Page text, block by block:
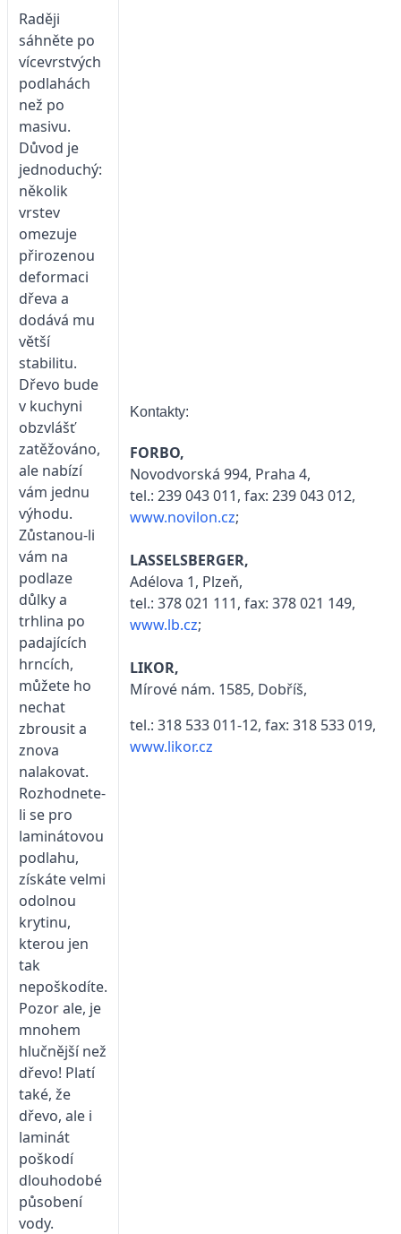
Raději
sáhněte po
vícevrstvých
podlahách
než po
masivu.
Důvod je
jednoduchý:
několik
vrstev
omezuje
přirozenou
deformaci
dřeva a
dodává mu
větší
stabilitu.
Dřevo bude
v kuchyni
obzvlášť
zatěžováno,
ale nabízí
vám jednu
výhodu.
Zůstanou-li
vám na
podlaze
důlky a
trhlina po
padajících
hrncích,
můžete ho
nechat
zbrousit a
znova
nalakovat.
Rozhodnete-
li se pro
laminátovou
podlahu,
získáte velmi
odolnou
krytinu,
kterou jen
tak
nepoškodíte.
Pozor ale, je
mnohem
hlučnější než
dřevo! Platí
také, že
dřevo, ale i
laminát
poškodí
dlouhodobé
působení
vody.
Kontakty:
FORBO,
Novodvorská 994, Praha 4,
tel.: 239 043 011, fax: 239 043 012,
www.novilon.cz;
LASSELSBERGER,
Adélova 1, Plzeň,
tel.: 378 021 111, fax: 378 021 149,
www.lb.cz;
LIKOR,
Mírové nám. 1585, Dobříš,
tel.: 318 533 011-12, fax: 318 533 019,
www.likor.cz